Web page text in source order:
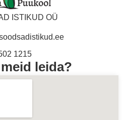
ISTIKUD OÜ
1215
leida?